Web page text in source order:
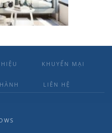
KHUYẾN MẠI
LIÊN HỆ